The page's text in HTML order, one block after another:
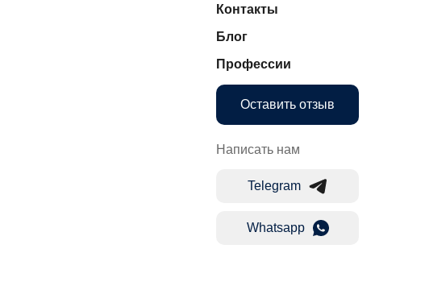
Контакты
Блог
Профессии
Оставить отзыв
Написать нам
Telegram
Whatsapp